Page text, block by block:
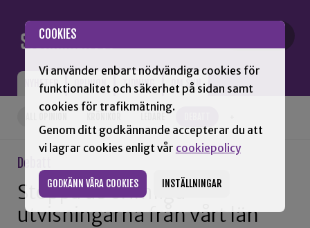
COOKIES
Vi använder enbart nödvändiga cookies för
funktionalitet och säkerhet på sidan samt
cookies för trafikmätning.
Genom ditt godkännande accepterar du att
vi lagrar cookies enligt vår cookiepolicy
GODKÄNN VÅRA COOKIES INSTÄLLNINGAR
NYHETER OPINION TIDNING OM SNN
Debatt
Stoppa de orimliga
utvisningarna från vårt län